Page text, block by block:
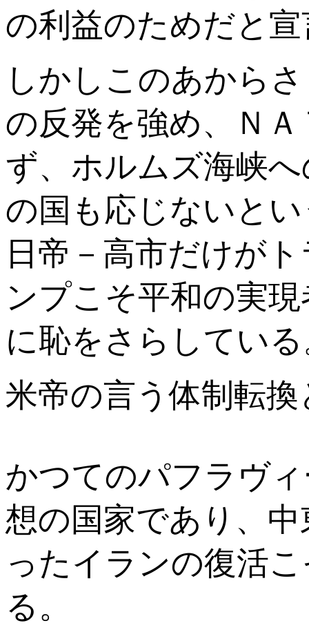
の利益のためだと
しかしこのあから
の反発を強め、Ｎ
ず、ホルムズ海峡
の国も応じないと
日帝－高市だけが
ンプこそ平和の実
に恥をさらしてい
米帝の言う体制転
かつてのパフラヴ
想の国家であり、
ったイランの復活
る。